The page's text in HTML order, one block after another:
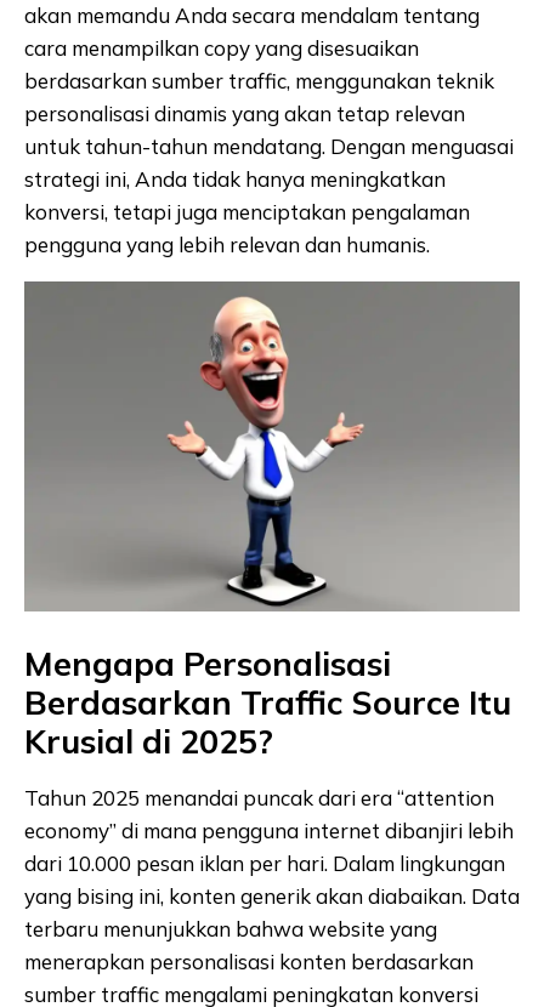
akan memandu Anda secara mendalam tentang
cara menampilkan copy yang disesuaikan
berdasarkan sumber traffic, menggunakan teknik
personalisasi dinamis yang akan tetap relevan
untuk tahun-tahun mendatang. Dengan menguasai
strategi ini, Anda tidak hanya meningkatkan
konversi, tetapi juga menciptakan pengalaman
pengguna yang lebih relevan dan humanis.
Mengapa Personalisasi
Berdasarkan Traffic Source Itu
Krusial di 2025?
Tahun 2025 menandai puncak dari era “attention
economy” di mana pengguna internet dibanjiri lebih
dari 10.000 pesan iklan per hari. Dalam lingkungan
yang bising ini, konten generik akan diabaikan. Data
terbaru menunjukkan bahwa website yang
menerapkan personalisasi konten berdasarkan
sumber traffic mengalami peningkatan konversi